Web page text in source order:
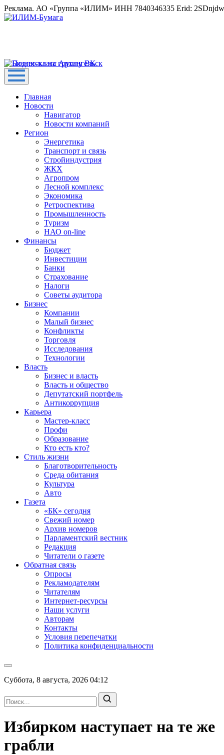
Реклама. АО «Группа «ИЛИМ» ИНН 7840346335 Erid:
Главная
Новости
Навигатор
Новости компаний
Регион
Энергетика
Транспорт и связь
Стройиндустрия
ЖКХ
Агропром
Лесной комплекс
Экономика
Ретроспектива
Промышленность
Туризм
НАО on-line
Финансы
Бюджет
Инвестиции
Банки
Страхование
Налоги
Советы аудитора
Бизнес
Компании
Малый бизнес
Конфликты
Торговля
Исследования
Технологии
Власть
Бизнес и власть
Власть и общество
Депутатский портфель
Антикоррупция
Карьера
Мастер-класс
Профи
Образование
Кто есть кто?
Стиль жизни
Благотворительность
Среда обитания
Культура
Авто
Газета
«БК» сегодня
Свежий номер
Архив номеров
Парламентский вестник
Редакция
Читатели о газете
Обратная связь
Опросы
Рекламодателям
Читателям
Интернет-ресурсы
Наши услуги
Авторам
Контакты
Условия перепечатки
Политика конфиденциальности
Суббота, 8 августа, 2026 04:12
Избирком наступает на те же
грабли